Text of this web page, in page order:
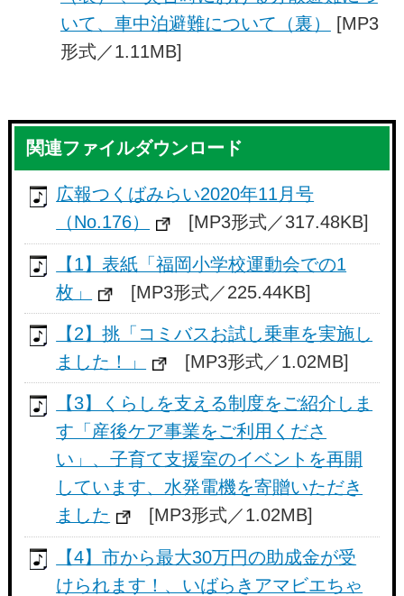
いて、車中泊避難について（裏）
[MP3
形式／1.11MB]
関連ファイルダウンロード
広報つくばみらい2020年11月号
（No.176）
[MP3形式／317.48KB]
【1】表紙「福岡小学校運動会での1
枚」
[MP3形式／225.44KB]
【2】挑「コミバスお試し乗車を実施し
ました！」
[MP3形式／1.02MB]
【3】くらしを支える制度をご紹介しま
す「産後ケア事業をご利用くださ
い」、子育て支援室のイベントを再開
しています、水発電機を寄贈いただき
ました
[MP3形式／1.02MB]
【4】市から最大30万円の助成金が受
けられます！、いばらきアマビエちゃ